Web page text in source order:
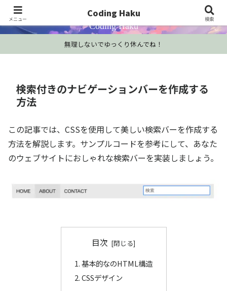
プログラミング学習・開発Tips・技術情報
Coding Haku
無理しないでゆっくり休んでね！
検索付きのナビゲーションバーを作成する
方法
この記事では、CSSを使用して美しい検索バーを作成する
方法を解説します。サンプルコードを参考にして、あなた
のウェブサイトにおしゃれな検索バーを実装しましょう。
目次
基本的なのHTML構造
CSSデザイン
メニュー
Coding Haku
検索